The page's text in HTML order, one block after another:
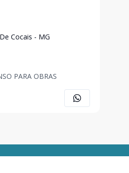
Cocais - MG
PARA OBRAS